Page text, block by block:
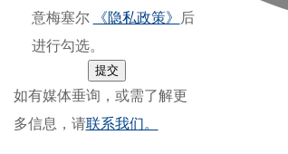
意梅塞尔 《隐私政策》 后
进行勾选。
提交
如有媒体垂询，或需了解更
多信息，请联系我们。